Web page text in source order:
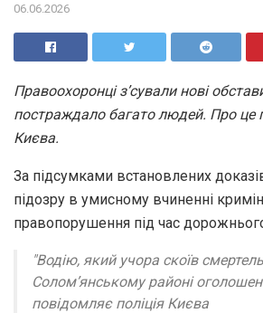
06.06.2026
Правоохоронці з’сували нові
постраждало багато людей. Про це
Києва.
За підсумками встановлених
підозру в умисному вчиненні
правопорушення під час
"Водію, який учора скоїв
Соломʼянському районі
повідомляє поліція Києва